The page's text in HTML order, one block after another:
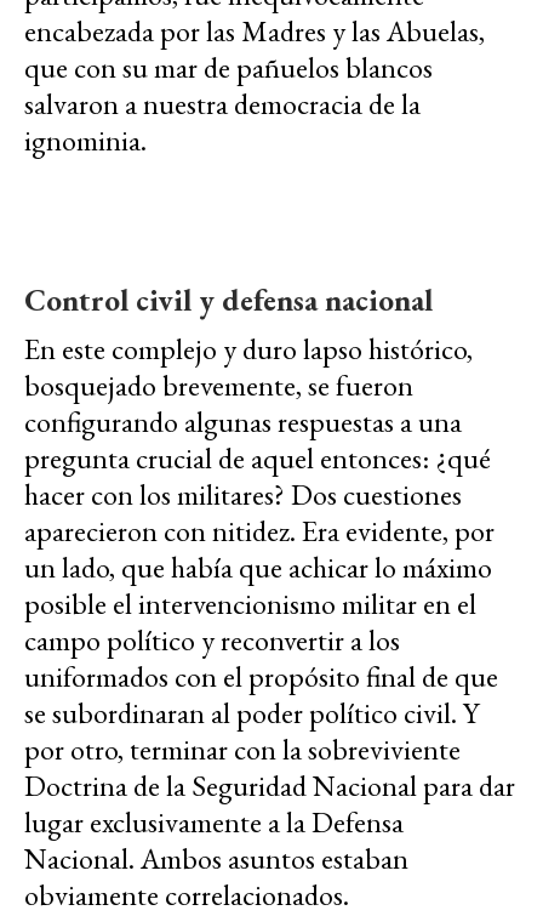
encabezada por las Madres y las Abuelas,
que con su mar de pañuelos blancos
salvaron a nuestra democracia de la
ignominia.
Control civil y defensa nacional
En este complejo y duro lapso histórico,
bosquejado brevemente, se fueron
configurando algunas respuestas a una
pregunta crucial de aquel entonces: ¿qué
hacer con los militares? Dos cuestiones
aparecieron con nitidez. Era evidente, por
un lado, que había que achicar lo máximo
posible el intervencionismo militar en el
campo político y reconvertir a los
uniformados con el propósito final de que
se subordinaran al poder político civil. Y
por otro, terminar con la sobreviviente
Doctrina de la Seguridad Nacional para dar
lugar exclusivamente a la Defensa
Nacional. Ambos asuntos estaban
obviamente correlacionados.